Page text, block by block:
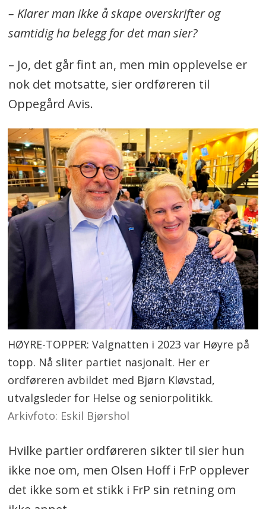
– Klarer man ikke å skape overskrifter og
samtidig ha belegg for det man sier?
– Jo, det går fint an, men min opplevelse er
nok det motsatte, sier ordføreren til
Oppegård Avis.
HØYRE-TOPPER: Valgnatten i 2023 var Høyre på
topp. Nå sliter partiet nasjonalt. Her er
ordføreren avbildet med Bjørn Kløvstad,
utvalgsleder for Helse og seniorpolitikk.
Arkivfoto: Eskil Bjørshol
Hvilke partier ordføreren sikter til sier hun
ikke noe om, men Olsen Hoff i FrP opplever
det ikke som et stikk i FrP sin retning om